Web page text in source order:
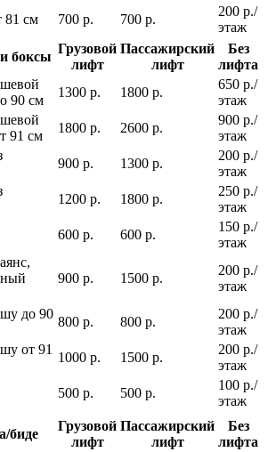
81 см
700 р. 700 р.
200 р./
этаж
боксы
Грузовой
лифт
Пассажирский
лифт
Без
лифта
90 см
1300 р. 1800 р.
650 р./
этаж
91 см
1800 р. 2600 р.
900 р./
этаж
900 р. 1300 р.
200 р./
этаж
1200 р. 1800 р.
250 р./
этаж
600 р. 600 р.
150 р./
этаж
900 р. 1500 р.
200 р./
этаж
до 90
800 р. 800 р.
200 р./
этаж
от 91
1000 р. 1500 р.
200 р./
этаж
500 р. 500 р.
100 р./
этаж
биде
Грузовой
лифт
Пассажирский
лифт
Без
лифта